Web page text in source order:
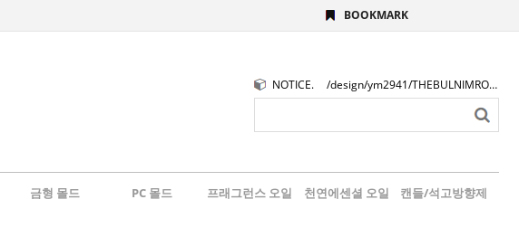
BOOKMARK
NOTICE. /design/ym2941/THEBULNIMROGO.png
금형 몰드 PC 몰드 프래그런스 오일 천연에센셜 오일 캔들/석고방향제